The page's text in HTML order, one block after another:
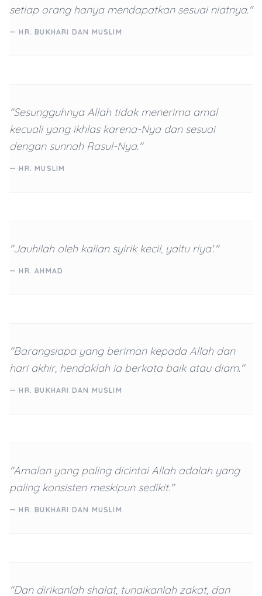
setiap orang hanya mendapatkan sesuai niatnya."
— HR. BUKHARI DAN MUSLIM
"Sesungguhnya Allah tidak menerima amal
kecuali yang ikhlas karena-Nya dan sesuai
dengan sunnah Rasul-Nya."
— HR. MUSLIM
"Jauhilah oleh kalian syirik kecil, yaitu riya'."
— HR. AHMAD
"Barangsiapa yang beriman kepada Allah dan
hari akhir, hendaklah ia berkata baik atau diam."
— HR. BUKHARI DAN MUSLIM
"Amalan yang paling dicintai Allah adalah yang
paling konsisten meskipun sedikit."
— HR. BUKHARI DAN MUSLIM
"Dan dirikanlah shalat, tunaikanlah zakat, dan